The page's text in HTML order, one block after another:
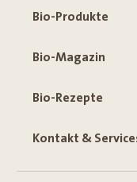
Bio-Produkte
Bio-Magazin
Bio-Rezepte
Kontakt &